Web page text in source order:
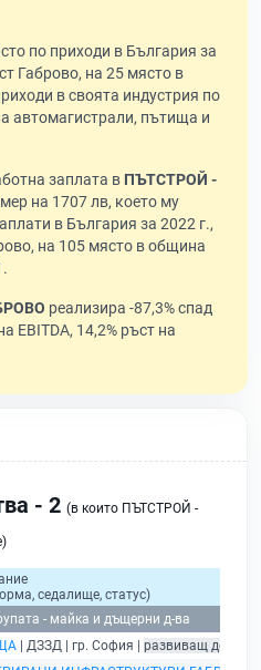
по приходи в България за
Габрово, на 25 място в
в своята индустрия по
автомагистрали, пътища и
заплата в ПЪТСТРОЙ -
на 1707 лв, което му
в България за 2022 г.,
на 105 място в община
реализира -87,3% спад
EBITDA, 14,2% ръст на
- 2 (в които ПЪТСТРОЙ -
седалище, статус)
- майка и дъщерни д-ва
| ДЗЗД | гр. София | развиващ дейност